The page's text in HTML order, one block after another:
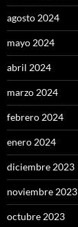
agosto 2024
mayo 2024
abril 2024
marzo 2024
febrero 2024
enero 2024
diciembre 2023
noviembre 2023
octubre 2023